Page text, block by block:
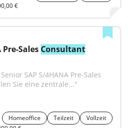
€
Pre-Sales Consultant
Sie eine zentrale..."
Homeoffice Teilzeit
Vollzeit